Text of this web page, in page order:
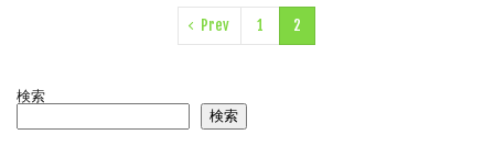
Prev 1 2
検索
検索